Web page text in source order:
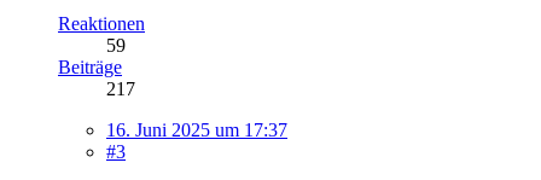
Reaktionen
59
Beiträge
217
16. Juni 2025 um 17:37
#3